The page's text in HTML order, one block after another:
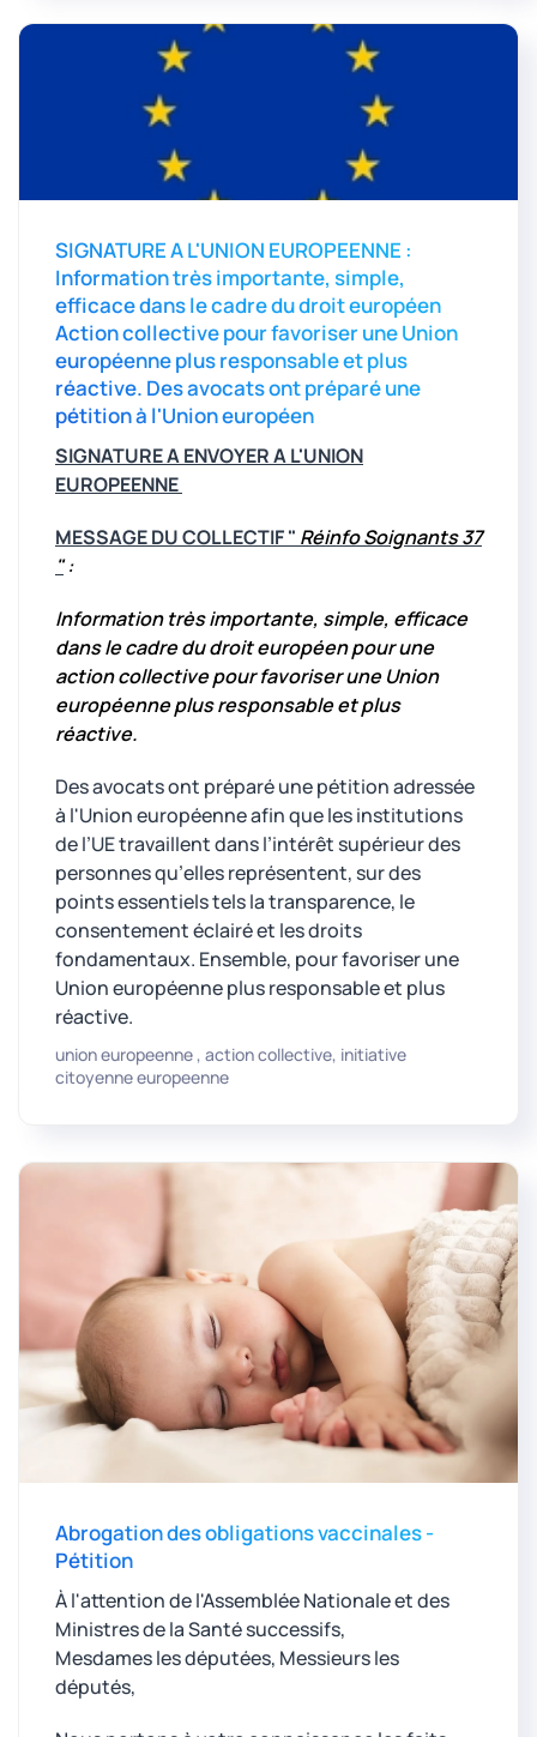
SIGNATURE A L'UNION EUROPEENNE :
Information très importante, simple,
efficace dans le cadre du droit européen
Action collective pour favoriser une Union
européenne plus responsable et plus
réactive. Des avocats ont préparé une
pétition à l'Union européen
SIGNATURE A ENVOYER A L'UNION
EUROPEENNE
MESSAGE DU COLLECTIF " Réinfo Soignants 37
":
Information très importante, simple, efficace
dans le cadre du droit européen pour une
action collective pour favoriser une Union
européenne plus responsable et plus
réactive.
Des avocats ont préparé une pétition adressée
à l'Union européenne afin que les institutions
de l’UE travaillent dans l’intérêt supérieur des
personnes qu’elles représentent, sur des
points essentiels tels la transparence, le
consentement éclairé et les droits
fondamentaux. Ensemble, pour favoriser une
Union européenne plus responsable et plus
réactive.
union europeenne , action collective, initiative
citoyenne europeenne
Abrogation des obligations vaccinales -
Pétition
À l'attention de l'Assemblée Nationale et des
Ministres de la Santé successifs,
Mesdames les députées, Messieurs les
députés,